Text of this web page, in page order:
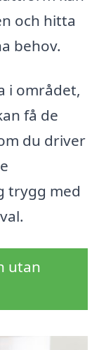
och hitta
behov.
i området,
få de
du driver
trygg med
utan